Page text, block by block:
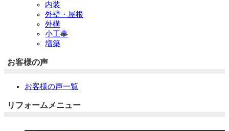
内装
外壁・屋根
外構
小工事
増築
お客様の声
お客様の声一覧
リフォームメニュー